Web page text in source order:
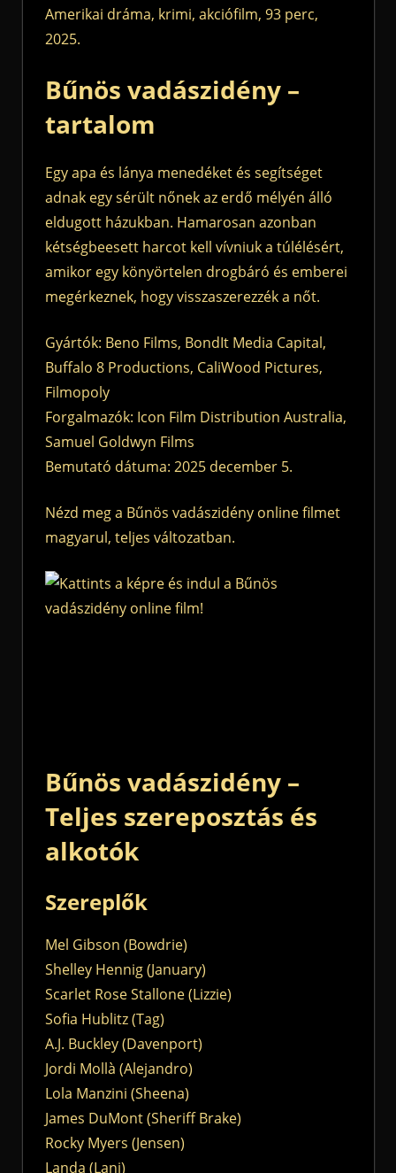
Amerikai dráma, krimi, akciófilm, 93 perc,
2025.
Bűnös vadászidény –
tartalom
Egy apa és lánya menedéket és segítséget
adnak egy sérült nőnek az erdő mélyén álló
eldugott házukban. Hamarosan azonban
kétségbeesett harcot kell vívniuk a túlélésért,
amikor egy könyörtelen drogbáró és emberei
megérkeznek, hogy visszaszerezzék a nőt.
Gyártók: Beno Films, BondIt Media Capital,
Buffalo 8 Productions, CaliWood Pictures,
Filmopoly
Forgalmazók: Icon Film Distribution Australia,
Samuel Goldwyn Films
Bemutató dátuma: 2025 december 5.
Nézd meg a Bűnös vadászidény online filmet
magyarul, teljes változatban.
Bűnös vadászidény –
Teljes szereposztás és
alkotók
Szereplők
Mel Gibson (Bowdrie)
Shelley Hennig (January)
Scarlet Rose Stallone (Lizzie)
Sofia Hublitz (Tag)
A.J. Buckley (Davenport)
Jordi Mollà (Alejandro)
Lola Manzini (Sheena)
James DuMont (Sheriff Brake)
Rocky Myers (Jensen)
Landa (Lani)